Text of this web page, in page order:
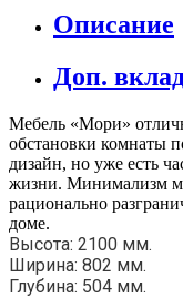
Описание
Доп.
Мебель «Мори»
обстановки комнаты
дизайн, но уже есть
жизни. Минимализм
рационально
доме.
Высота: 2100 мм.
Ширина: 802 мм.
Глубина: 504 мм.